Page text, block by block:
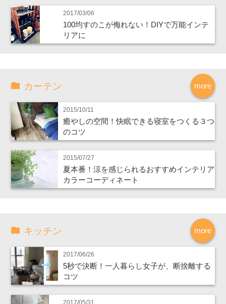
2017/03/06
100均すのこが侮れない！DIYで万能インテ
リアに
more
カーテン
2015/10/11
癒やしの空間！快眠できる寝室をつくる３つ
のコツ
2015/07/27
夏本番！涼を感じられるおすすめインテリア
カラーコーディネート
more
キッチン
2017/06/26
5秒で決断！一人暮らし女子が、断捨離する
コツ
2017/05/31